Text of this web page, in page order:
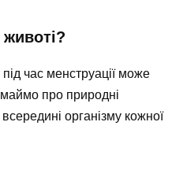
час менструації може
про природні
організму кожної